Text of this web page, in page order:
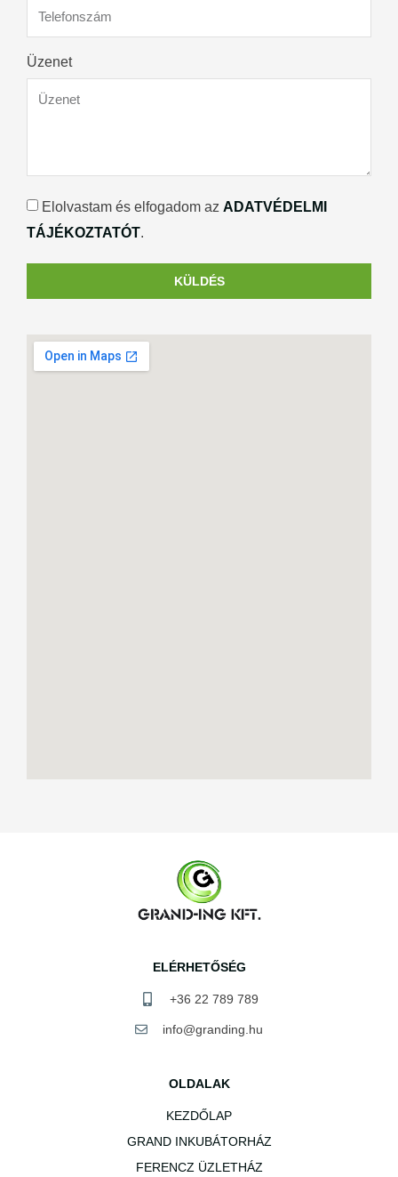
Üzenet
Elolvastam és elfogadom az ADATVÉDELMI
TÁJÉKOZTATÓT.
KÜLDÉS
ELÉRHETŐSÉG
+36 22 789 789
info@granding.hu
OLDALAK
KEZDŐLAP
GRAND INKUBÁTORHÁZ
FERENCZ ÜZLETHÁZ